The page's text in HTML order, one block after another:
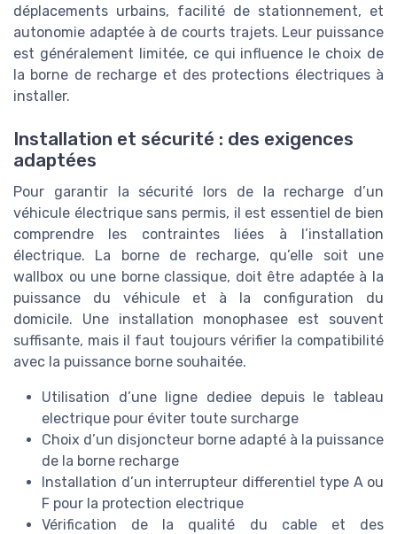
déplacements urbains, facilité de stationnement, et
autonomie adaptée à de courts trajets. Leur puissance
est généralement limitée, ce qui influence le choix de
la borne de recharge et des protections électriques à
installer.
Installation et sécurité : des exigences
adaptées
Pour garantir la sécurité lors de la recharge d’un
véhicule électrique sans permis, il est essentiel de bien
comprendre les contraintes liées à l’installation
électrique. La borne de recharge, qu’elle soit une
wallbox ou une borne classique, doit être adaptée à la
puissance du véhicule et à la configuration du
domicile. Une installation monophasee est souvent
suffisante, mais il faut toujours vérifier la compatibilité
avec la puissance borne souhaitée.
Utilisation d’une ligne dediee depuis le tableau
electrique pour éviter toute surcharge
Choix d’un disjoncteur borne adapté à la puissance
de la borne recharge
Installation d’un interrupteur differentiel type A ou
F pour la protection electrique
Vérification de la qualité du cable et des